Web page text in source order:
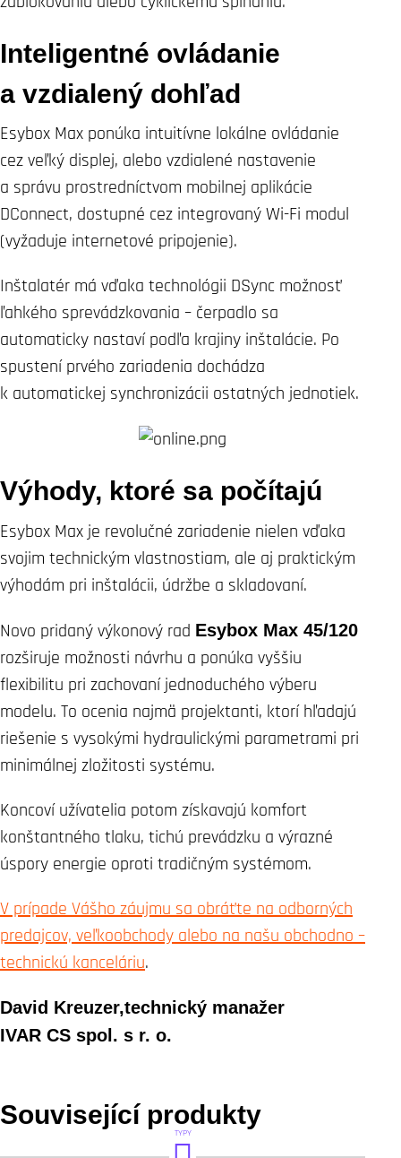
Inteligentné ovládanie
a vzdialený dohľad
Esybox Max ponúka intuitívne lokálne ovládanie
cez veľký displej, alebo vzdialené nastavenie
a správu prostredníctvom mobilnej aplikácie
DConnect, dostupné cez integrovaný Wi-Fi modul
(vyžaduje internetové pripojenie).
Inštalatér má vďaka technológii DSync možnosť
ľahkého sprevádzkovania – čerpadlo sa
automaticky nastaví podľa krajiny inštalácie. Po
spustení prvého zariadenia dochádza
k automatickej synchronizácii ostatných jednotiek.
Výhody, ktoré sa počítajú
Esybox Max je revolučné zariadenie nielen vďaka
svojim technickým vlastnostiam, ale aj praktickým
výhodám pri inštalácii, údržbe a skladovaní.
Novo pridaný výkonový rad Esybox Max 45/120
rozširuje možnosti návrhu a ponúka vyššiu
flexibilitu pri zachovaní jednoduchého výberu
modelu. To ocenia najmä projektanti, ktorí hľadajú
riešenie s vysokými hydraulickými parametrami pri
minimálnej zložitosti systému.
Koncoví užívatelia potom získavajú komfort
konštantného tlaku, tichú prevádzku a výrazné
úspory energie oproti tradičným systémom.
V prípade Vášho záujmu sa obráťte na odborných
predajcov, veľkoobchody alebo na našu obchodno –
technickú kanceláriu.
David Kreuzer,technický manažer
IVAR CS spol. s r. o.
Související produkty
TYPY